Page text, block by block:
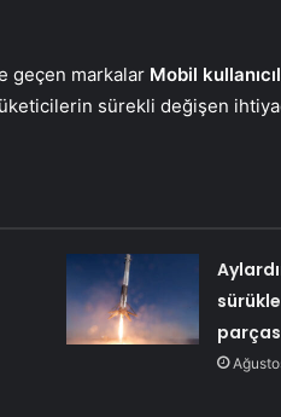
geçen markalar Mobil
sürekli değişen